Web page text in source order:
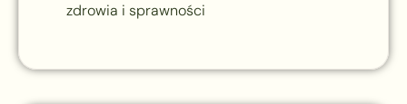
zdrowia i sprawności